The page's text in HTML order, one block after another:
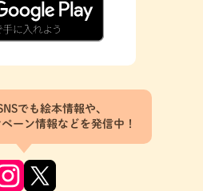
でも絵本情報や、
ーン情報などを発信中！